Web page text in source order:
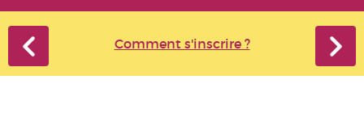
Comment s'inscrire ?